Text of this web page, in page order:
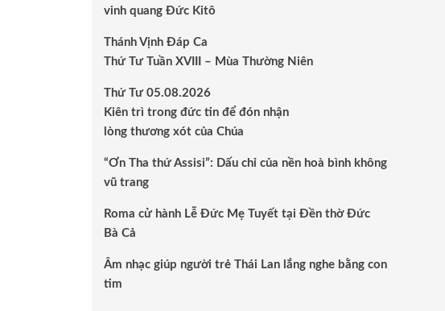
vinh quang Đức Kitô
Thánh Vịnh Đáp Ca
Thứ Tư Tuần XVIII – Mùa Thường Niên
Thứ Tư 05.08.2026
Kiên trì trong đức tin để đón nhận
lòng thương xót của Chúa
“Ơn Tha thứ Assisi”: Dấu chỉ của nền hoà bình không
vũ trang
Roma cử hành Lễ Đức Mẹ Tuyết tại Đền thờ Đức
Bà Cả
Âm nhạc giúp người trẻ Thái Lan lắng nghe bằng con
tim